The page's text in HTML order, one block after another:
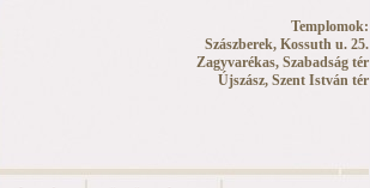
Templomok:
Szászberek, Kossuth u. 25.
Zagyvarékas, Szabadság tér
Újszász, Szent István tér